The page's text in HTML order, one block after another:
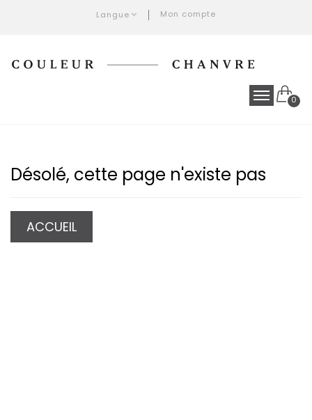
Langue Mon compte
0
Désolé, cette page n'existe pas
ACCUEIL